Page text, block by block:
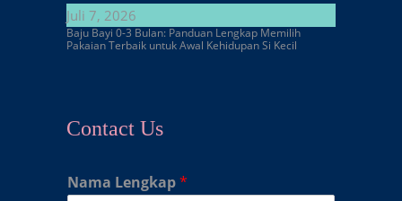
Juli 7, 2026
Baju Bayi 0-3 Bulan: Panduan Lengkap Memilih
Pakaian Terbaik untuk Awal Kehidupan Si Kecil
Contact Us
Nama Lengkap*